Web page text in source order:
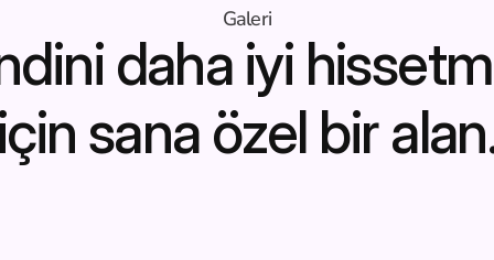
Galeri
daha iyi
sana özel bir